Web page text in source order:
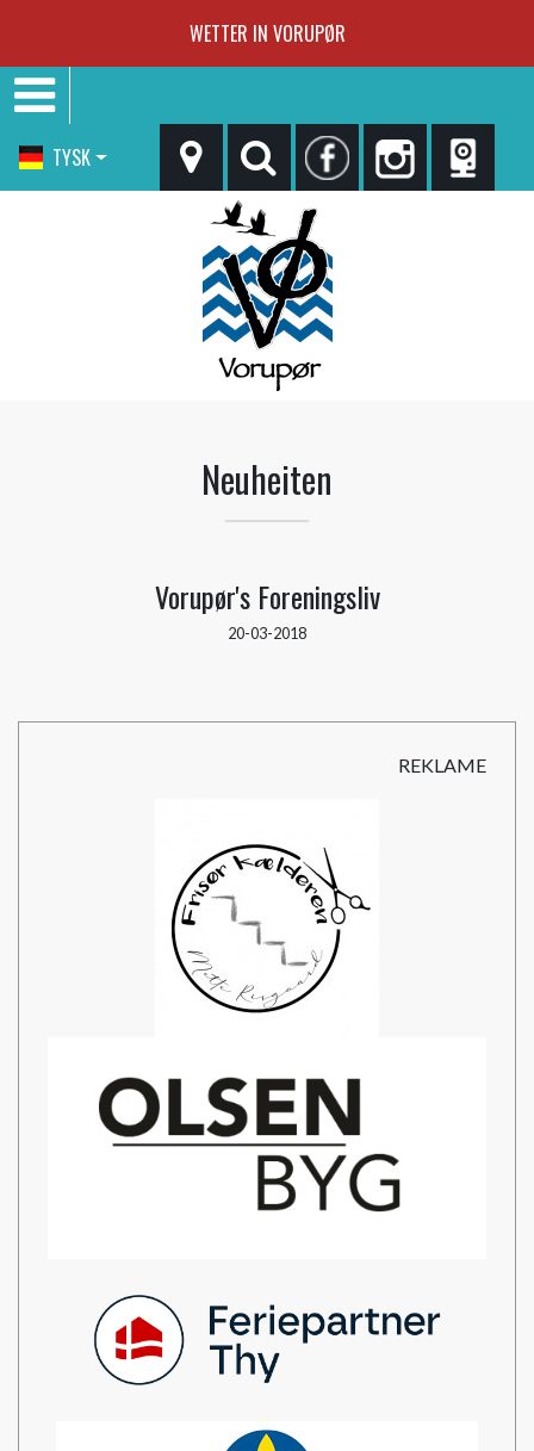
WETTER IN VORUPØR
TYSK
Neuheiten
Vorupør's Foreningsliv
20-03-2018
REKLAME